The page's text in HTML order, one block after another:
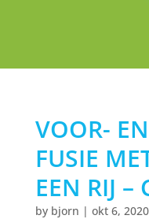
VOOR-
FUSIE
EEN RIJ –
by bjorn | okt 6, 2020